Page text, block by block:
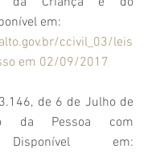
em:
ccivil_03/leis
em 02/09/2017
de 6 de Julho de
da Pessoa com